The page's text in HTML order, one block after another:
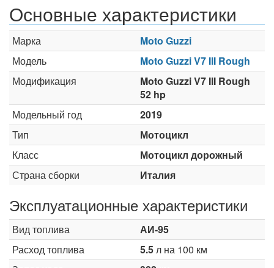
Основные характеристики
Марка
Moto Guzzi
Модель
Moto Guzzi V7 III Rough
Модификация
Moto Guzzi V7 III Rough
52 hp
Модельный год
2019
Тип
Мотоцикл
Класс
Мотоцикл дорожный
Страна сборки
Италия
Эксплуатационные характеристики
Вид топлива
АИ-95
Расход топлива
5.5л на 100 км